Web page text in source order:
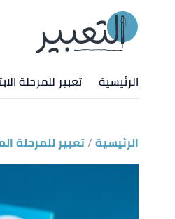
الرئيسية تعبير للمرحلة
الرئيسية تعبير للمرحلة